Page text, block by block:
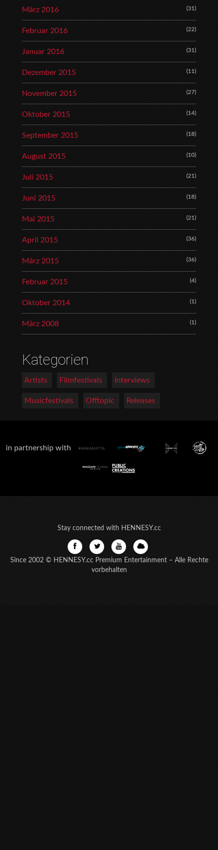
März 2016 (31)
Februar 2016 (22)
Januar 2016 (31)
Dezember 2015 (11)
November 2015 (27)
Oktober 2015 (14)
September 2015 (18)
August 2015 (10)
Juli 2015 (21)
Juni 2015 (18)
Mai 2015 (21)
April 2015 (36)
März 2015 (36)
Februar 2015 (4)
Oktober 2014 (1)
März 2008 (1)
Kategorien
Artists Filmfestivals Interviews
Musicfestivals Offtopic Releases
in partnership with
Stay connected with HENNESY.cc
Since 2002 © HENNESY.cc Premium Entertainment – Alle Rechte
vorbehalten